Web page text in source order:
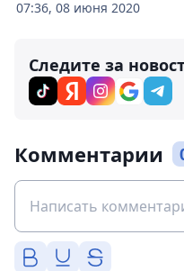
07:36, 08 июня 2020
Следите за
Комментарии